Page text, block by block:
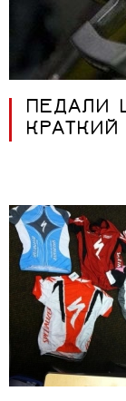
ПЕДАЛИ
КРАТКИЙ